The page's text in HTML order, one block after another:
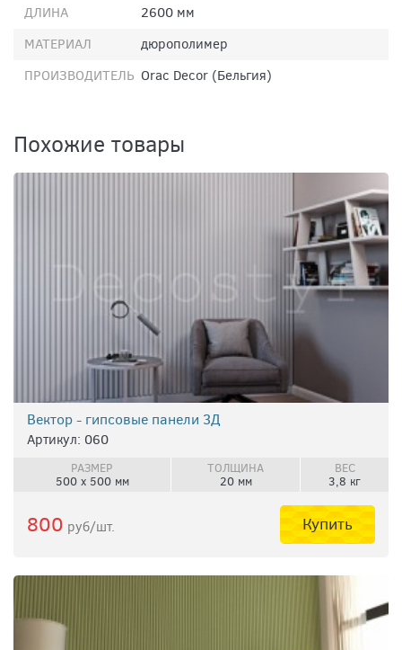
ДЛИНА
2600 мм
МАТЕРИАЛ
дюрополимер
ПРОИЗВОДИТЕЛЬ Orac Decor (Бельгия)
Похожие товары
Вектор - гипсовые панели 3Д
Артикул: 060
РАЗМЕР
500 х 500 мм
ТОЛЩИНА
20 мм
ВЕС
3,8 кг
800 руб/шт. Купить